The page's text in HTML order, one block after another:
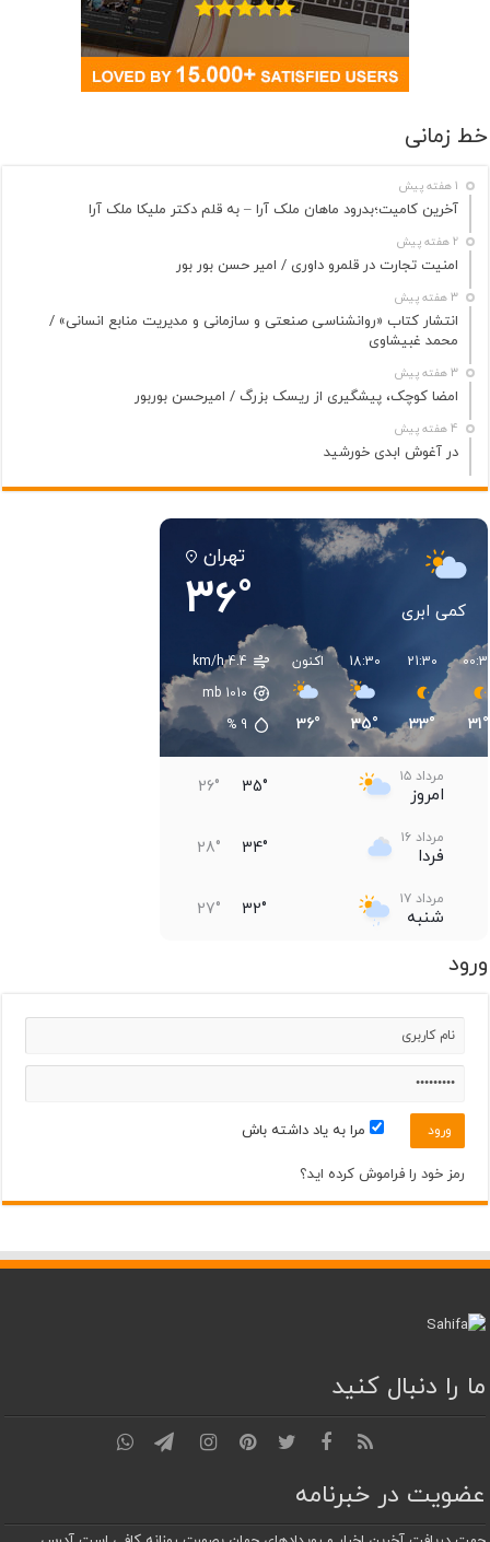
خط زمانی
1 هفته پیش
آخرین کامیت؛بدرود ماهان ملک آرا – به قلم دکتر ملیکا ملک آرا
2 هفته پیش
امنیت تجارت در قلمرو داوری / امیر حسن بور بور
3 هفته پیش
انتشار کتاب «روانشناسی صنعتی و سازمانی و مدیریت منابع انسانی» /
محمد غبیشاوی
3 هفته پیش
امضا کوچک، پیشگیری از ریسک بزرگ / امیرحسن بوربور
4 هفته پیش
در آغوش ابدی خورشید
تهران
36° کمی ابری
4.4 km/h
1010
mb
9
%
اکنون
36°
18:30
35°
21:30
33° 31°
مرداد ۱۵
امروز 35°
26°
مرداد ۱۶
فردا 34°
28°
مرداد ۱۷
شنبه 32°
27°
مرداد ۱۹
دوشنبه
مرداد ۲۰
مرداد ۲۱
چهارشنبه
ورود
مرا به یاد داشته باش
رمز خود را فراموش کرده اید؟
ما را دنبال کنید
عضویت در خبرنامه